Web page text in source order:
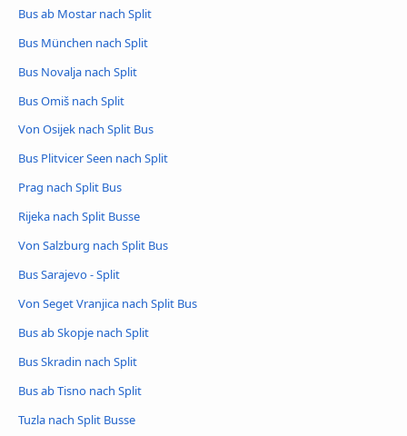
Bus ab Mostar nach Split
Bus München nach Split
Bus Novalja nach Split
Bus Omiš nach Split
Von Osijek nach Split Bus
Bus Plitvicer Seen nach Split
Prag nach Split Bus
Rijeka nach Split Busse
Von Salzburg nach Split Bus
Bus Sarajevo - Split
Von Seget Vranjica nach Split Bus
Bus ab Skopje nach Split
Bus Skradin nach Split
Bus ab Tisno nach Split
Tuzla nach Split Busse